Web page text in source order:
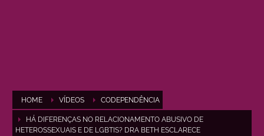
HOME VÍDEOS CODEPENDÊNCIA
HÁ DIFERENÇAS NO RELACIONAMENTO ABUSIVO DE
HETEROSSEXUAIS E DE LGBTIS? DRA BETH ESCLARECE